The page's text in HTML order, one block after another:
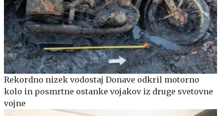
Rekordno nizek vodostaj Donave odkril motorno
kolo in posmrtne ostanke vojakov iz druge svetovne
vojne